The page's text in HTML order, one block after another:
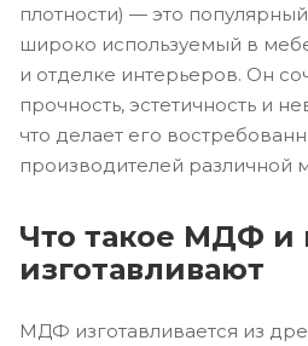
плотности) — это
широко используемый в
и отделке интерьеров. Он
прочность, эстетичность и
что делает его
производителей различной
Что такое МДФ и
изготавливают
МДФ изготавливается из